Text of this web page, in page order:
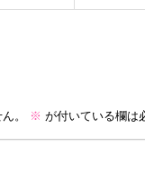
。 ※ が付いている欄は